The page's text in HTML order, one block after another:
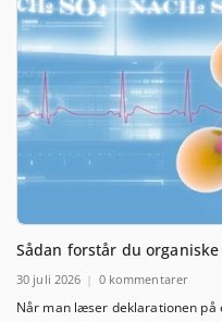
Sådan forstår du
30 juli 2026 0 kommentarer
Når man læser deklarationen på